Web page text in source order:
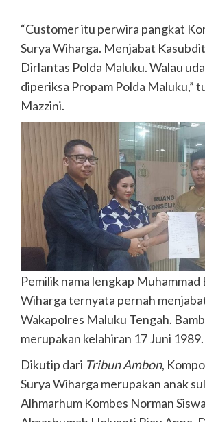
“Customer itu perwira pangkat
Surya Wiharga. Menjabat
Dirlantas Polda Maluku. Walau
diperiksa Propam Polda Maluku,”
Mazzini.
Pemilik nama lengkap Muhammad
Wiharga ternyata pernah
Wakapolres Maluku Tengah.
merupakan kelahiran 17 Juni 1989.
Dikutip dari Tribun Ambon,
Surya Wiharga merupakan anak
Alhmarhum Kombes Norman